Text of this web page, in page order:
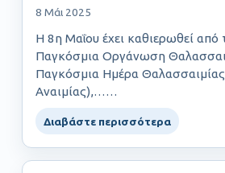
8 Μάι 2025
Η 8η Μαΐου έχει καθιερωθεί από
Παγκόσμια Οργάνωση
Παγκόσμια Ημέρα
Αναιμίας),……
Διαβάστε περισσότερα